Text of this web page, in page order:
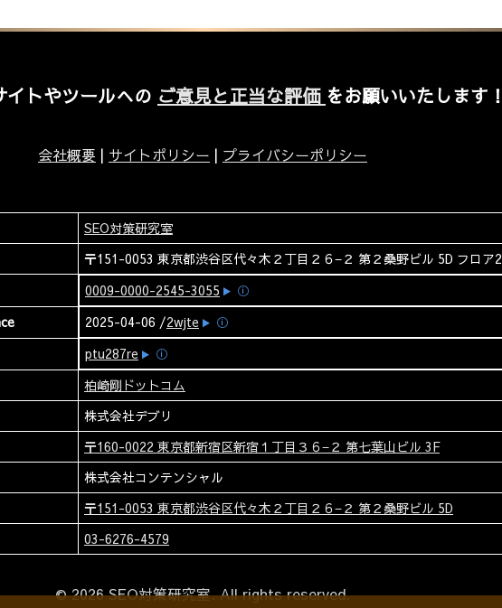
イトやツールへの ご意見と正当な評価 をお願いいたします！
会社概要 | サイトポリシー | プライバシーポリシー
SEO対策研究室
〒151-0053 東京都渋谷区代々木２丁目２６−２ 第２桑野ビル 5D フロア2
0009-0000-2545-3055
ⓘ
2025-04-06 /2wjte
ⓘ
ptu287re
ⓘ
柏崎剛ドットコム
株式会社デブリ
〒160-0022 東京都新宿区新宿１丁目３６−２ 第七葉山ビル 3F
株式会社コンテンシャル
〒151-0053 東京都渋谷区代々木２丁目２６−２ 第２桑野ビル 5D
03-6276-4579
© 2026 SEO対策研究室. All rights reserved.